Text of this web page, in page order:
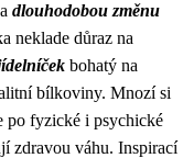
a dlouhodobou změnu
neklade důraz na
bohatý na
bílkoviny. Mnozí si
po fyzické i psychické
zdravou váhu. Inspirací